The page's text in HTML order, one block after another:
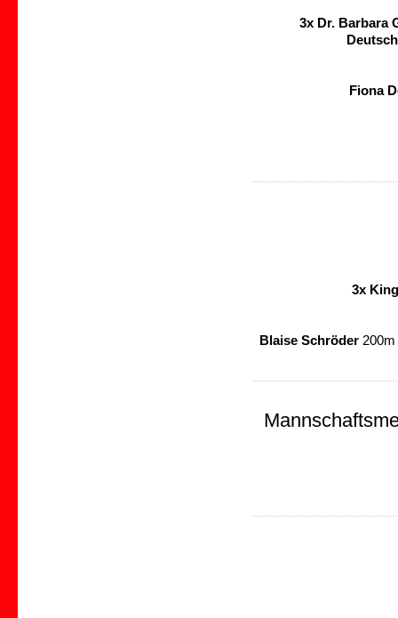
3x Dr. Barbara
Fiona
3x
Blaise Schröder